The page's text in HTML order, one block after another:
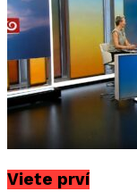
Viete prví